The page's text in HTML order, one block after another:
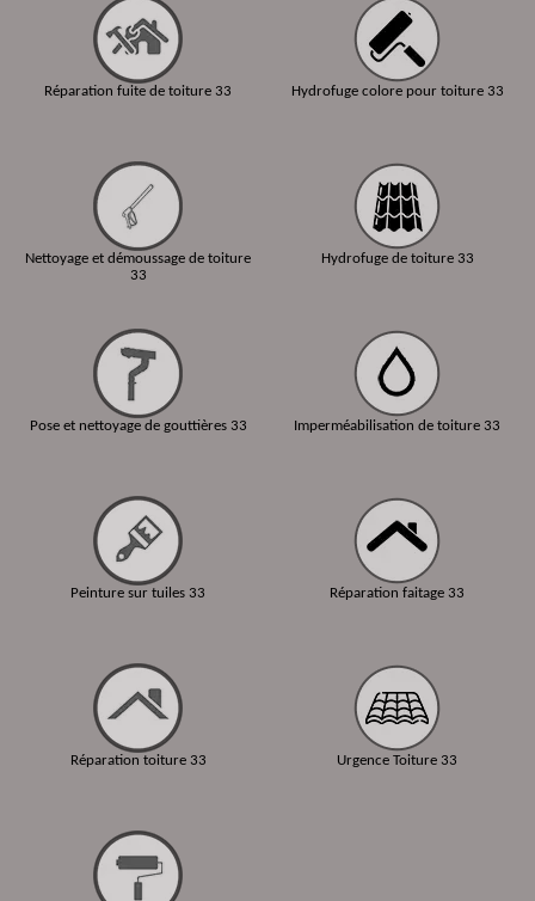
Réparation fuite de toiture 33
Nettoyage et démoussage de toiture
33
Pose et nettoyage de gouttières 33
Peinture sur tuiles 33
Réparation toiture 33
Hydrofuge colore pour toiture 33
Hydrofuge de toiture 33
Imperméabilisation de toiture 33
Réparation faitage 33
Urgence Toiture 33